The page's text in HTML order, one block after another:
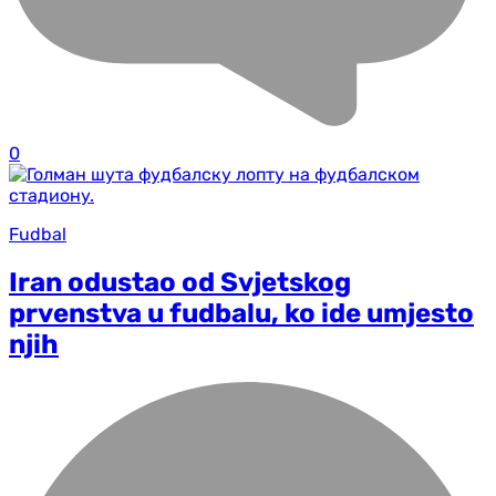
0
Fudbal
Iran odustao od Svjetskog
prvenstva u fudbalu, ko ide umjesto
njih